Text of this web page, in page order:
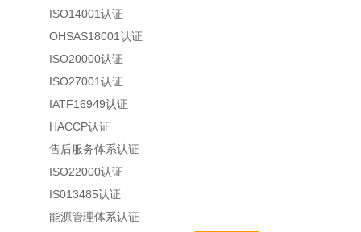
ISO14001认证
OHSAS18001认证
ISO20000认证
ISO27001认证
IATF16949认证
HACCP认证
售后服务体系认证
ISO22000认证
IS013485认证
能源管理体系认证